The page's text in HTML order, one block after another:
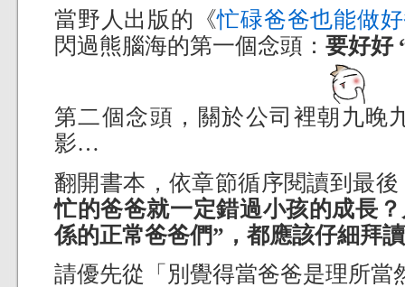
當野人出版的《忙碌爸爸也能做
閃過熊腦海的第一個念頭： 要好好
第二個念頭，關於公司裡朝九晚
影…
翻開書本，依章節循序閱讀到最
忙的爸爸就一定錯過小孩的成長？
係的正常爸爸們”，都應該仔細拜
請優先從「別覺得當爸爸是理所